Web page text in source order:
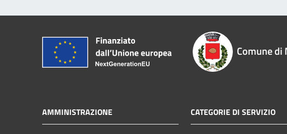
Comune di
AMMINISTRAZIONE CATEGORIE DI SERVIZIO